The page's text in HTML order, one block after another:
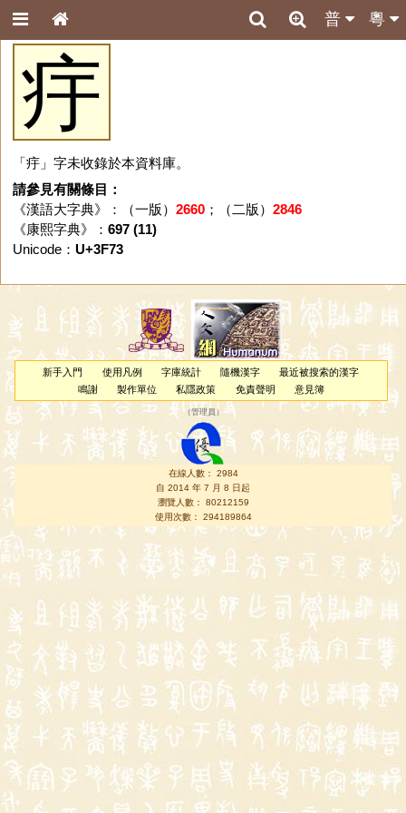
粵
普
㽳
「㽳」字未收錄於本資料庫。
請參見有關條目：
《漢語大字典》：（一版） 2660；（二版） 2846
《康熙字典》： 697 (11)
Unicode： U+3F73
新手入門 使用凡例 字庫統計 隨機漢字
最近被搜索的漢字
鳴謝
製作單位 私隱政策 免責聲明 意見簿
（管理員 ）
在線人數： 2984
自 2014 年 7 月 8 日起
瀏覽人數： 80212159
使用次數： 294189864